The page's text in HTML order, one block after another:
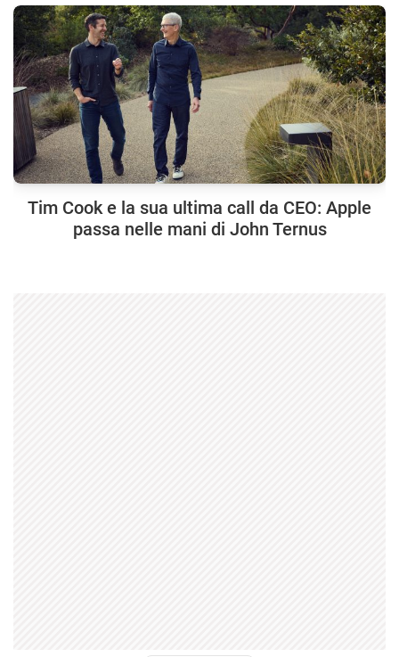
Tim Cook e la sua ultima call da CEO: Apple
passa nelle mani di John Ternus